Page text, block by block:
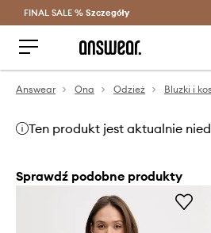
Oszczędzaj z Answear
FINAL SALE % Szczegóły
Answear Ona Odzież Bluzki i
Ten produkt jest aktualnie
Sprawdź podobne produkty